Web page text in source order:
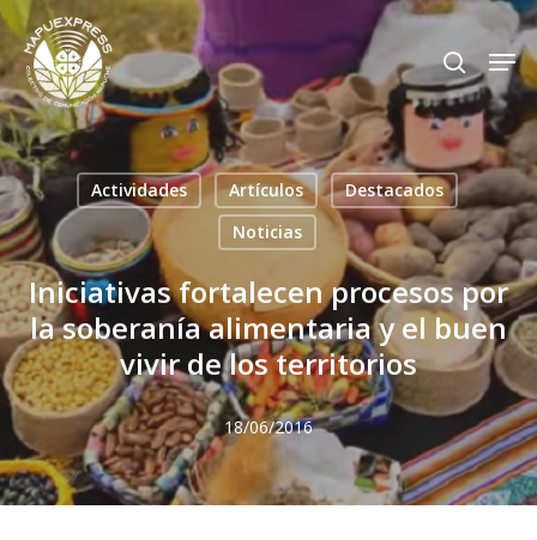
Skip
to
main
content
search
Actividades Artículos
Destacados
Noticias
Iniciativas fortalecen procesos por
la soberanía alimentaria y el buen
vivir de los territorios
18/06/2016
Close
Menu